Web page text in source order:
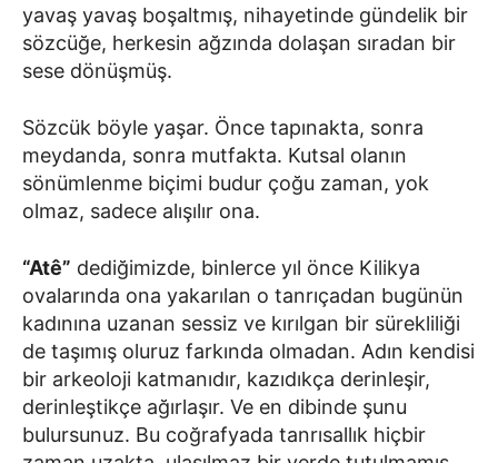
yavaş yavaş boşaltmış, nihayetinde gündelik bir
sözcüğe, herkesin ağzında dolaşan sıradan bir
sese dönüşmüş.
Sözcük böyle yaşar. Önce tapınakta, sonra
meydanda, sonra mutfakta. Kutsal olanın
sönümlenme biçimi budur çoğu zaman, yok
olmaz, sadece alışılır ona.
“Atê” dediğimizde, binlerce yıl önce Kilikya
ovalarında ona yakarılan o tanrıçadan bugünün
kadınına uzanan sessiz ve kırılgan bir sürekliliği
de taşımış oluruz farkında olmadan. Adın kendisi
bir arkeoloji katmanıdır, kazıdıkça derinleşir,
derinleştikçe ağırlaşır. Ve en dibinde şunu
bulursunuz. Bu coğrafyada tanrısallık hiçbir